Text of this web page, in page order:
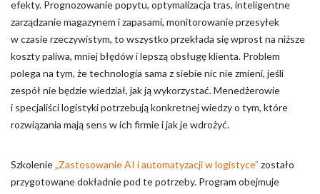
efekty. Prognozowanie popytu, optymalizacja tras, inteligentne
zarządzanie magazynem i zapasami, monitorowanie przesyłek
w czasie rzeczywistym, to wszystko przekłada się wprost na niższe
koszty paliwa, mniej błędów i lepszą obsługę klienta. Problem
polega na tym, że technologia sama z siebie nic nie zmieni, jeśli
zespół nie będzie wiedział, jak ją wykorzystać. Menedżerowie
i specjaliści logistyki potrzebują konkretnej wiedzy o tym, które
rozwiązania mają sens w ich firmie i jak je wdrożyć.
Szkolenie„Zastosowanie AI i automatyzacji w logistyce” zostało
przygotowane dokładnie pod te potrzeby. Program obejmuje